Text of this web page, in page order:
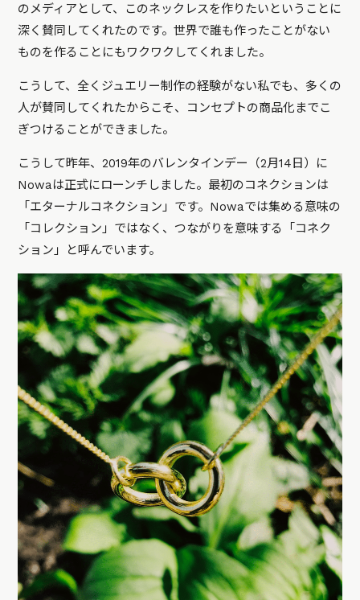
のメディアとして、このネックレスを作りたいということに
深く賛同してくれたのです。世界で誰も作ったことがない
ものを作ることにもワクワクしてくれました。
こうして、全くジュエリー制作の経験がない私でも、多くの
人が賛同してくれたからこそ、コンセプトの商品化までこ
ぎつけることができました。
こうして昨年、2019年のバレンタインデー（2月14日）に
Nowaは正式にローンチしました。最初のコネクションは
「エターナルコネクション」です。Nowaでは集める意味の
「コレクション」ではなく、つながりを意味する「コネク
ション」と呼んでいます。